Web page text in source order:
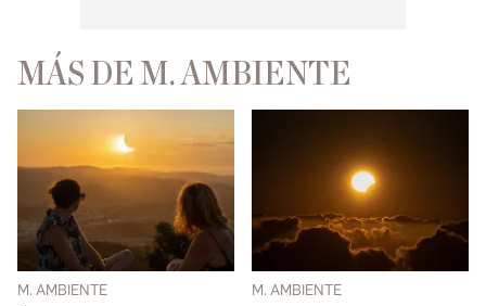
MÁS DE M. AMBIENTE
M. AMBIENTE M. AMBIENTE